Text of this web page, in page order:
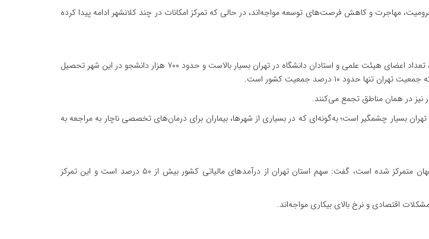
مهاجرت و کاهش فرصت‌های توسعه مواجه‌اند، در حالی که تمرکز امکانات در چند کلانشهر ادامه پیدا کرده
صارمی با اشاره به تمرکز امکانات علمی و خدماتی در پایتخت اظهار کرد: براساس آمار وزارت علوم، تعداد اعضای هیئت علمی و استادان دانشگاه در تهران بسیار بالاست و حدود ۷۰۰ هزار دانشجو در این شهر تحصیل
نیز در همان مناطق تجمع می‌کنند.
بسیار چشمگیر است؛ به‌گونه‌ای که در بسیاری از شهرها، بیماران برای درمان‌های تخصصی ناچار به مراجعه به
صارمی با بیان اینکه بخش زیادی از خدمات و سرمایه‌گذاری‌های کشور در تهران، مشهد و اصفهان متمرکز شده است، گفت: سهم استان تهران از درآمدهای مالیاتی کشور بیش از ۵۰ درصد است و این تمرکز
اقتصادی و نرخ بالای بیکاری مواجه‌اند.